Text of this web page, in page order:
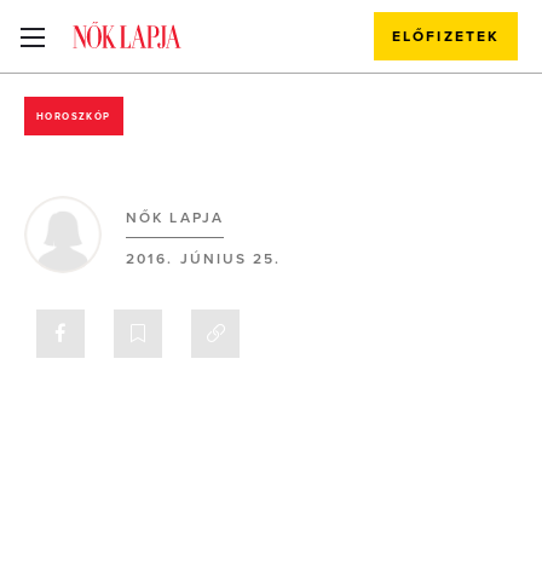
ELŐFIZETEK
HOROSZKÓP
NŐK LAPJA
2016. JÚNIUS 25.